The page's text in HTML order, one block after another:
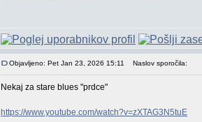
Objavljeno: Pet Jan 23, 2026 15:11 Naslov sporočila:
Nekaj za stare blues "prdce"
https://www.youtube.com/watch?v=zXTAG3N5tuE